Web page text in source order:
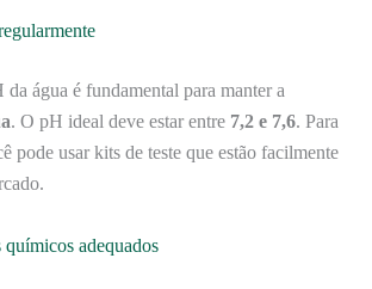
água é fundamental para manter a
. O pH ideal deve estar entre 7,2 e 7,6. Para
pode usar kits de teste que estão facilmente
adequados